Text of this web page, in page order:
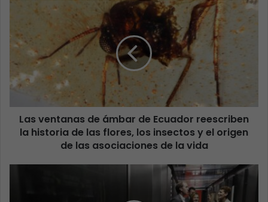
Las ventanas de ámbar de Ecuador reescriben
la historia de las flores, los insectos y el origen
de las asociaciones de la vida